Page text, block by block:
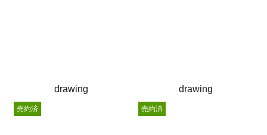
drawing drawing
売約済 売約済